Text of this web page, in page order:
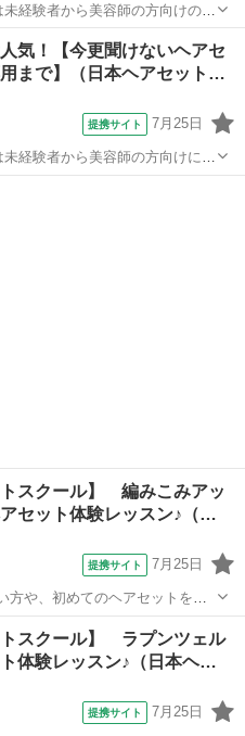
経験者から美容師の方向けのヘ
いるスクールです！ 長期～短期
すので自分の目的に合ったコー
気！【今更聞けないヘアセ
まで】（日本ヘアセット…
提携サイト 7月25日
経験者から美容師の方向けにヘ
スクールです！ 長期～短期ま
トスクール】 編みこみアッ
セット体験レッスン♪（…
提携サイト 7月25日
方や、初めてのヘアセットを一
技術を実際に体感して頂きま
セットしてもらいます(*˘︶
トスクール】 ラプンツェル
体験レッスン♪（日本ヘ…
提携サイト 7月25日